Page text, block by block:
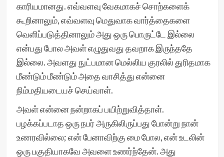
காரியமானது. எவ்வளவு வேகமாகச் சொற்களைக்
கூறினாலும், எவ்வளவு மெதுவாக வார்த்தைகளை
வெளிப்படுத்தினாலும் அது ஒரு பொருட்டே இல்லை
என்பது போல அவள் எழுதுவது தவறாக இருந்ததே
இல்லை. அவளது நுட்பமான மெல்லிய குரலில் துரிதமாக
மீண்டும் மீண்டும் அதை வாசித்து என்னை
நிம்மதியடையச் செய்வாள்.
அவள் என்னை நன்றாகப் பயிற்றுவித்தாள்.
பழக்கப்படாத ஒரு நபர் அருகிலிருப்பது போன்று நான்
உணரவில்லை; என் பேனாவிற்கு மை போல, என் உடலின்
ஒரு பகுதியாகவே அவளை உணர்ந்தேன். அது